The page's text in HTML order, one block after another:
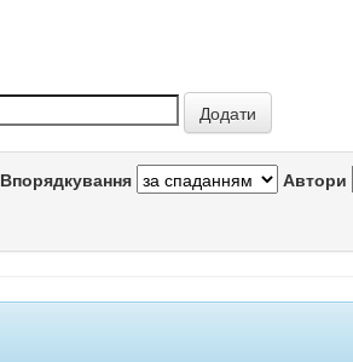
Впорядкування Автори